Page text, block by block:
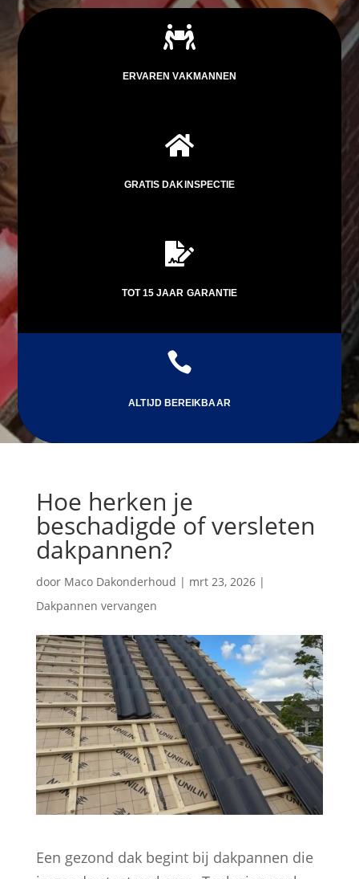

ERVAREN VAKMANNEN

GRATIS DAKINSPECTIE

TOT 15 JAAR GARANTIE

ALTIJD BEREIKBAAR
Hoe herken je
beschadigde of versleten
dakpannen?
door Maco Dakonderhoud | mrt 23, 2026|
Dakpannen vervangen
Een gezond dak begint bij dakpannen die